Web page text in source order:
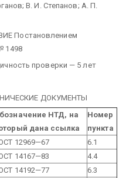
В. И. Степанов; А. П.
Постановлением
1498
проверки — 5 лет
ДОКУМЕНТЫ
НТД, на
дана ссылка
Hoмep
пункта
12969—67
6.1
14167—83
4.4
14192—77
6.3